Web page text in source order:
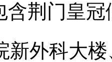
含荆门皇
新外科大